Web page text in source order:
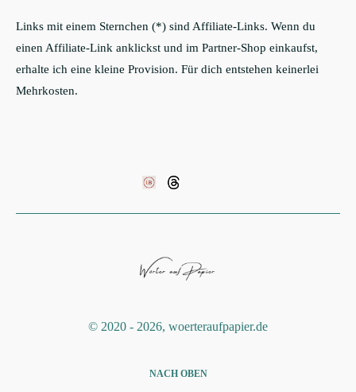
Links mit einem Sternchen (*) sind Affiliate-Links. Wenn du
einen Affiliate-Link anklickst und im Partner-Shop einkaufst,
erhalte ich eine kleine Provision. Für dich entstehen keinerlei
Mehrkosten.
©️ 2020 - 2026, woerteraufpapier.de
NACH OBEN